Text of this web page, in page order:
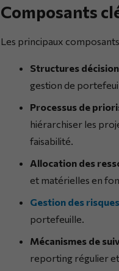
Composants
Les principaux
Structures
gestion de
Processus de
hiérarchiser les
faisabilité.
Allocation des
et matérielles en
Gestion des risques
portefeuille.
Mécanismes de
reporting régulier